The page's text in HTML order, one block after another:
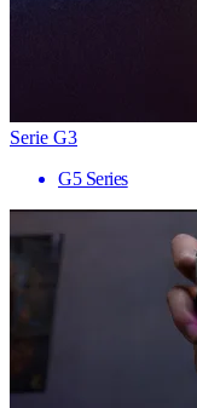
Serie G3
G5 Series